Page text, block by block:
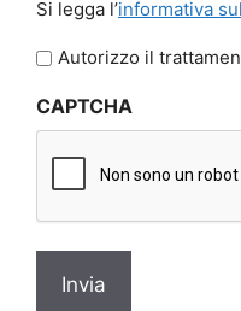
legga
l'informativa
privacy
Si legga l’informativa
Autorizzo il
CAPTCHA